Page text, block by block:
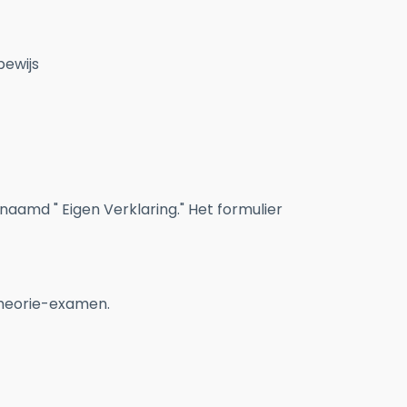
" Eigen Verklaring." Het formulier
examen.